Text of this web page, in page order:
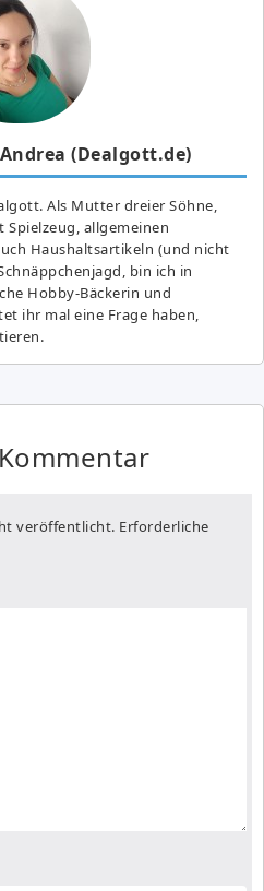
(Dealgott.de)
Als Mutter dreier Söhne,
Spielzeug, allgemeinen
Haushaltsartikeln (und nicht
bin ich in
Hobby-Bäckerin und
ihr mal eine Frage haben,
veröffentlicht. Erforderliche